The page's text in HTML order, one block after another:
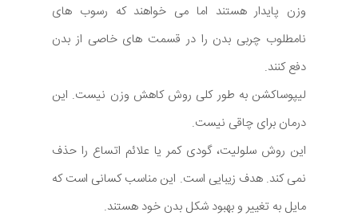
وزن پایدار هستند اما می خواهند که رسوب های
نامطلوب چربی بدن را در قسمت های خاصی از بدن
دفع کنند.
لیپوساکشن به طور کلی روش کاهش وزن نیست. این
درمان برای چاقی نیست.
این روش سلولیت، گودی کمر یا علائم اتساع را حذف
نمی کند. هدف زیبایی است. این مناسب کسانی است که
مایل به تغییر و بهبود شکل بدن خود هستند.